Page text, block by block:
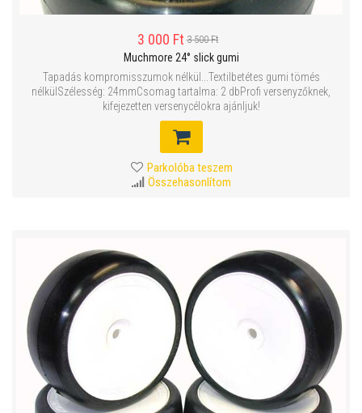
3 000 Ft 3 500 Ft
Muchmore 24° slick gumi
Tapadás kompromisszumok nélkül...Textilbetétes gumi tömés
nélkülSzélesség: 24mmCsomag tartalma: 2 dbProfi versenyzőknek,
kifejezetten versenycélokra ajánljuk!
Parkolóba teszem
Összehasonlítom